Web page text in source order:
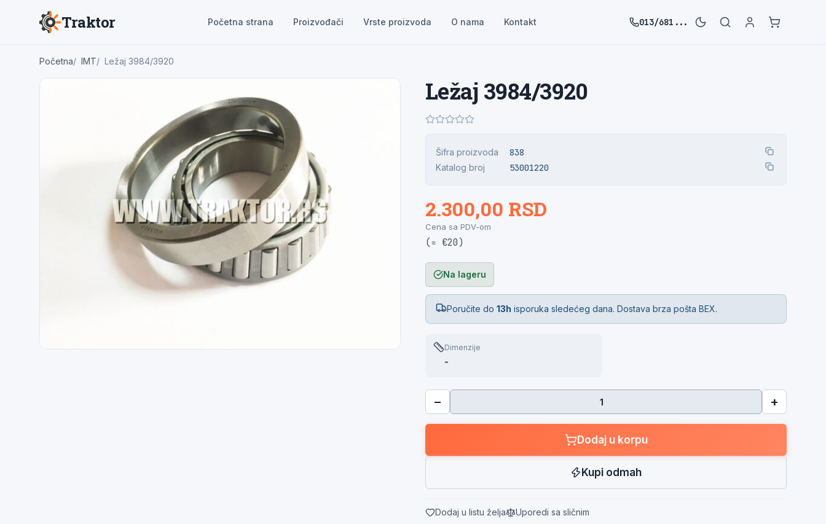
Traktor Početna strana Proizvođači Vrste proizvoda O nama Kontakt 013/681...
Početna IMT Ležaj 3984/3920
Ležaj 3984/3920
Šifra proizvoda 838
Katalog broj 53001220
2.300,00 RSD
Cena sa PDV-om
(≈ €20)
Na lageru
Poručite do 13h isporuka sledećeg dana. Dostava brza pošta BEX.
Dimenzije
-
− +
Dodaj u korpu
Kupi odmah
Dodaj u listu želja Uporedi sa sličnim